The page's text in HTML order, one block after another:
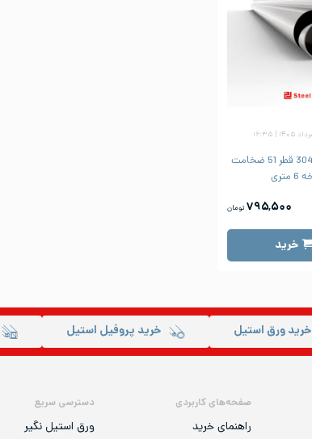
لوله دکوراتیو استیل 304 قطر 51 ضخامت
۷۹۵,۵۰۰ تومان
خرید
خرید ورق استیل خرید پروفیل استیل
صفحه‌های کاربردی
راهنمای خرید
دسترسی سریع
ورق استیل نگیر